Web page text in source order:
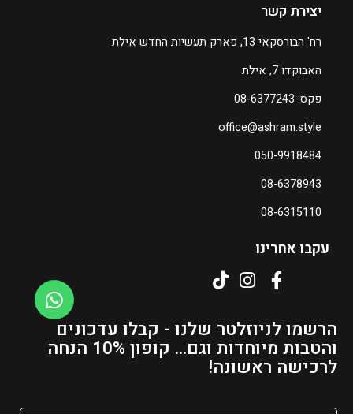
עקבו אחרינו
הרשמו לניוזלטר שלנו - קבלו עדכונים
והטבות מיוחדות וגם... קופון 10% הנחה
לרכישה ראשונה!
יצירת קשר
רח' הבורסקאי 13, פארק תעשיות החדש אילת
האבוקדו 7, אילת
פקס: 08-6377243
office@ashram.style
050-9918484
08-6378943
08-6315110